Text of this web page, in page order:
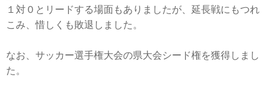
１対０とリードする場面もありましたが、延長戦にもつれ
こみ、惜しくも敗退しました。
なお、サッカー選手権大会の県大会シード権を獲得しまし
た。